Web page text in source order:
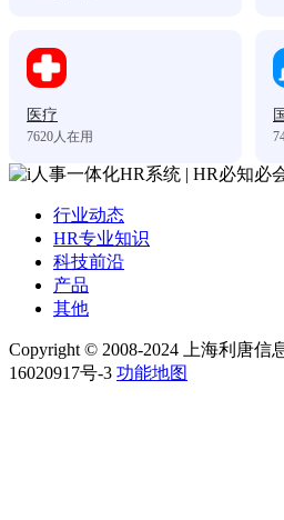
医疗
7620人在用
行业动态
HR专业知识
科技前沿
产品
其他
Copyright © 2008-2024 上海利唐信
16020917号-3 功能地图